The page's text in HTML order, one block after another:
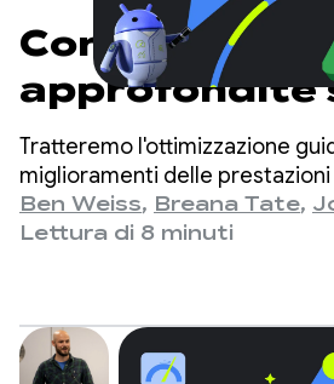
approfondite
rendimento
Tratteremo l'ottimizzazione
miglioramenti delle
Compose e le considerazioni
quinte.
Ben Weiss, Breana Tate,
Lettura di 8 minuti